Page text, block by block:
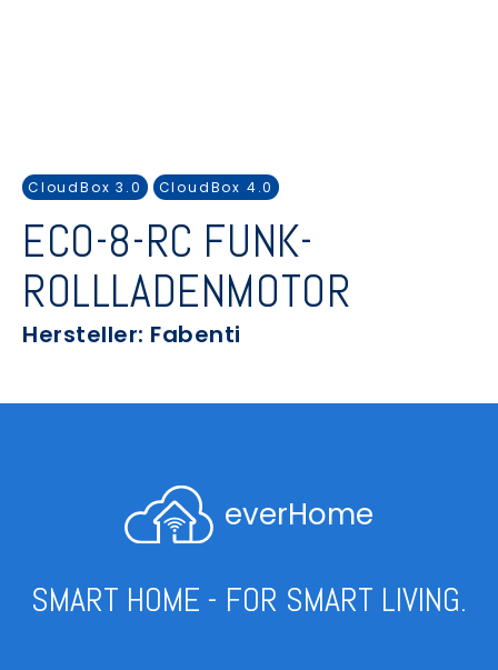
CloudBox 3.0 CloudBox 4.0
ECO-8-RC FUNK-
ROLLLADENMOTOR
Hersteller: Fabenti
everHome
SMART HOME - FOR SMART LIVING.